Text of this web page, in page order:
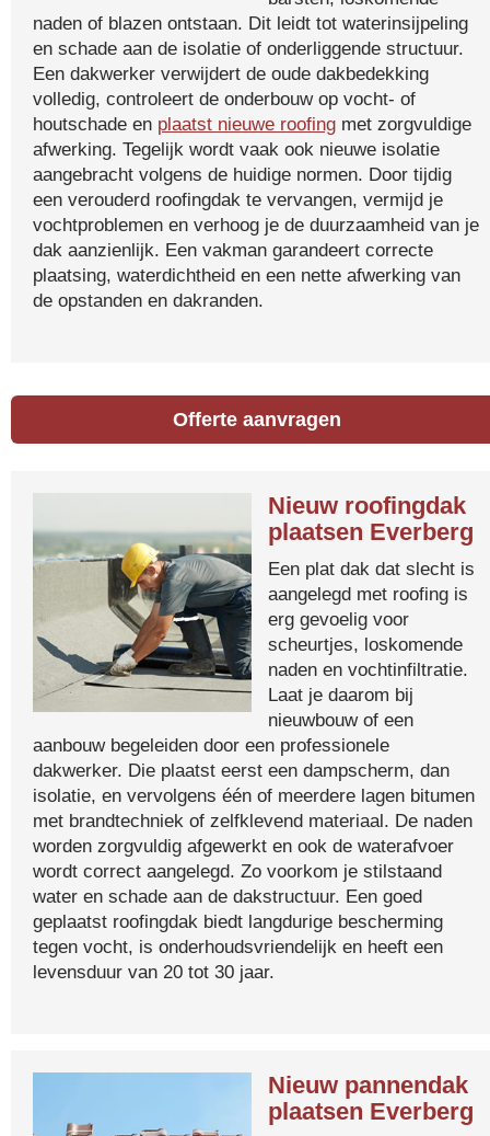
naden of blazen ontstaan. Dit leidt tot waterinsijpeling
en schade aan de isolatie of onderliggende structuur.
Een dakwerker verwijdert de oude dakbedekking
volledig, controleert de onderbouw op vocht- of
houtschade en plaatst nieuwe roofing met zorgvuldige
afwerking. Tegelijk wordt vaak ook nieuwe isolatie
aangebracht volgens de huidige normen. Door tijdig
een verouderd roofingdak te vervangen, vermijd je
vochtproblemen en verhoog je de duurzaamheid van je
dak aanzienlijk. Een vakman garandeert correcte
plaatsing, waterdichtheid en een nette afwerking van
de opstanden en dakranden.
Offerte aanvragen
Nieuw roofingdak
plaatsen Everberg
Een plat dak dat slecht is
aangelegd met roofing is
erg gevoelig voor
scheurtjes, loskomende
naden en vochtinfiltratie.
Laat je daarom bij
nieuwbouw of een
aanbouw begeleiden door een professionele
dakwerker. Die plaatst eerst een dampscherm, dan
isolatie, en vervolgens één of meerdere lagen bitumen
met brandtechniek of zelfklevend materiaal. De naden
worden zorgvuldig afgewerkt en ook de waterafvoer
wordt correct aangelegd. Zo voorkom je stilstaand
water en schade aan de dakstructuur. Een goed
geplaatst roofingdak biedt langdurige bescherming
tegen vocht, is onderhoudsvriendelijk en heeft een
levensduur van 20 tot 30 jaar.
Nieuw pannendak
plaatsen Everberg